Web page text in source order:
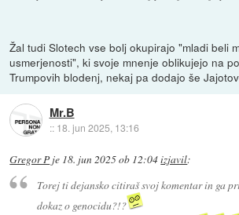
Žal tudi Slotech vse bolj okupirajo "mladi beli
usmerjenosti", ki svoje mnenje oblikujejo na
Trumpovih blodenj, nekaj pa dodajo še
Mr.B
:: 18. jun 2025, 13:16
Gregor P je 18. jun 2025 ob 12:04izjavil:
Torej ti dejansko citiraš svoj komentar in ga
dokaz o genocidu?!?